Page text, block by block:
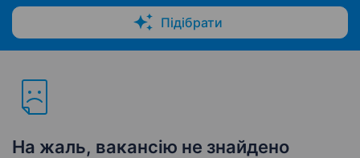
Підібрати
На жаль, вакансію не знайдено